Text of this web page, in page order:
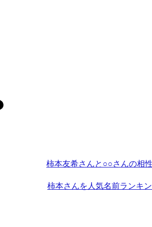
柿本友希さんと○○さんの相
柿本さんを人気名前ランキ